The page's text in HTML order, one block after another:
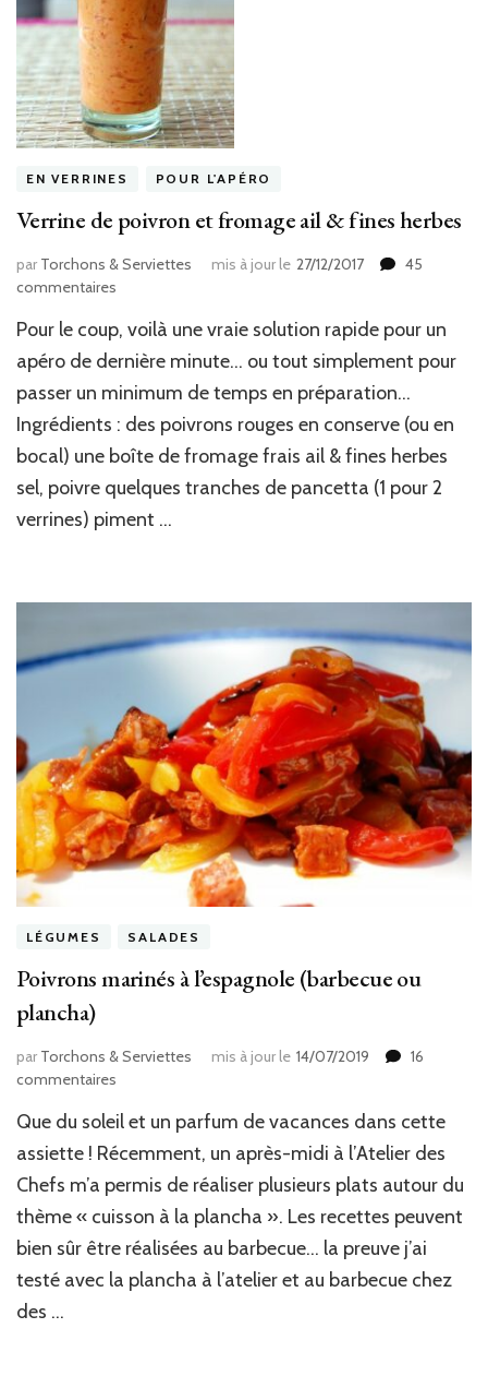
EN VERRINES POUR L'APÉRO
Verrine de poivron et fromage ail & fines herbes
par Torchons & Serviettes mis à jour le 27/12/2017
45
commentaires
de
poivron
fromage
ail
herbes
Pour le coup, voilà une vraie solution rapide pour un
apéro de dernière minute… ou tout simplement pour
passer un minimum de temps en préparation…
Ingrédients : des poivrons rouges en conserve (ou en
bocal) une boîte de fromage frais ail & fines herbes
sel, poivre quelques tranches de pancetta (1 pour 2
verrines) piment …
LÉGUMES SALADES
Poivrons marinés à l’espagnole (barbecue ou
plancha)
par Torchons & Serviettes mis à jour le 14/07/2019
16
commentaires
marinés
à
(barbecue
ou
plancha)
Que du soleil et un parfum de vacances dans cette
assiette ! Récemment, un après-midi à l’Atelier des
Chefs m’a permis de réaliser plusieurs plats autour du
thème « cuisson à la plancha ». Les recettes peuvent
bien sûr être réalisées au barbecue… la preuve j’ai
testé avec la plancha à l’atelier et au barbecue chez
des …